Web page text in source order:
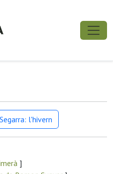
l'hivern
]